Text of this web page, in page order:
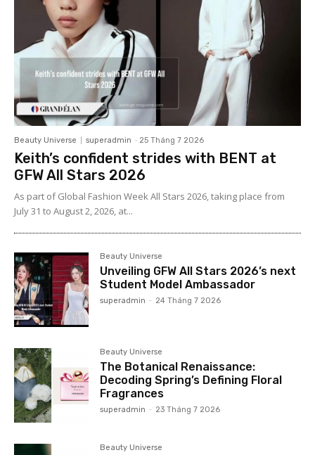
Beauty Universe superadmin - 25 Tháng 7 2026
Keith’s confident strides with BENT at
GFW All Stars 2026
As part of Global Fashion Week All Stars 2026, taking place from
July 31 to August 2, 2026, at...
Beauty Universe
Unveiling GFW All Stars 2026’s next
Student Model Ambassador
superadmin - 24 Tháng 7 2026
Beauty Universe
The Botanical Renaissance:
Decoding Spring’s Defining Floral
Fragrances
superadmin - 23 Tháng 7 2026
Beauty Universe